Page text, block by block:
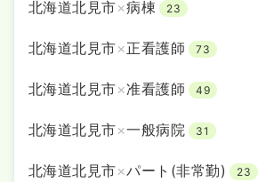
北海道北見市×病棟 23
北海道北見市×正看護師 73
北海道北見市×准看護師 49
北海道北見市×一般病院 31
北海道北見市×パート(非常勤) 23